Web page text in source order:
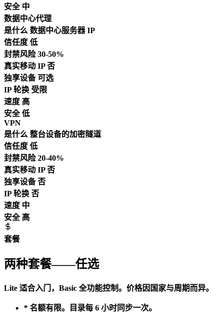
安全 中
数据中心代理
是什么 数据中心服务器 IP
信任度 低
封禁风险30-50%
真实移动 IP否
独享设备 可选
IP 轮换 受限
速度 高
安全低
VPN
是什么 整台设备的加密隧道
信任度 低
封禁风险20-40%
真实移动 IP否
独享设备否
IP 轮换 否
速度 中
安全 高
套餐
两种套餐——任选
Lite 适合入门，Basic 全功能控制。价格因国家与周期而异。
* 名额有限。目录每 6 小时同步一次。